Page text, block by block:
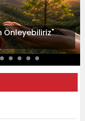
Önleyebiliriz"